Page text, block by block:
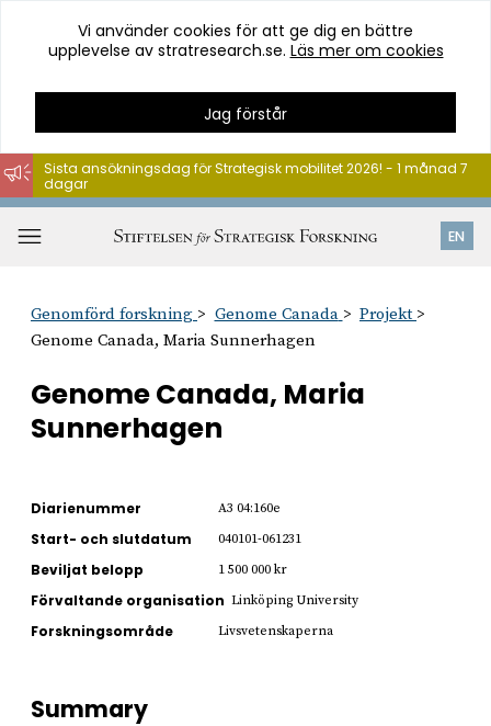
Hoppa
till
innehåll
Vi använder cookies för att ge dig en bättre
upplevelse av stratresearch.se. Läs mer om cookies
Jag förstår
EN
Sista ansökningsdag för Strategisk mobilitet 2026! - 1 månad 7
dagar
Genomförd forskning Genome Canada
Projekt
Genome Canada, Maria Sunnerhagen
Genome Canada, Maria
Sunnerhagen
Diarienummer A3 04:160e
Start- och slutdatum 040101-061231
Beviljat belopp 1 500 000 kr
Förvaltande organisation Linköping University
Forskningsområde Livsvetenskaperna
Summary